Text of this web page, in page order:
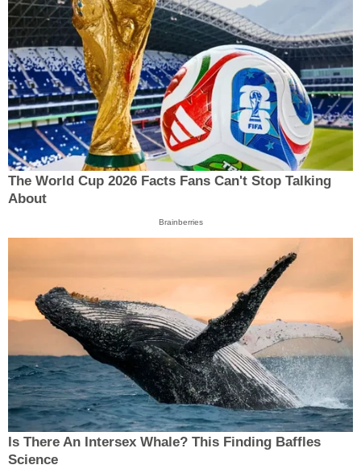
The World Cup 2026 Facts Fans Can't Stop Talking
About
Brainberries
Is There An Intersex Whale? This Finding Baffles
Science